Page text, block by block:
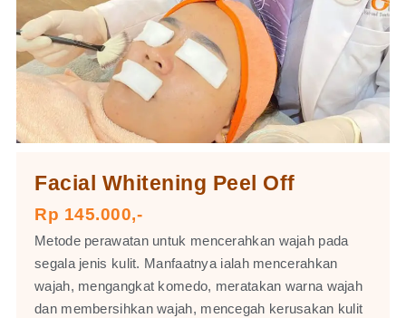
Facial Whitening Peel Off
Rp 145.000,-
Metode perawatan untuk mencerahkan wajah pada
segala jenis kulit. Manfaatnya ialah mencerahkan
wajah, mengangkat komedo, meratakan warna wajah
dan membersihkan wajah, mencegah kerusakan kulit